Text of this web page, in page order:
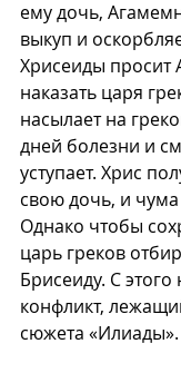
ему дочь,
выкуп и
Хрисеиды просит
наказать царя
насылает на
дней болезни и
уступает. Хрис
свою дочь, и чума
Однако чтобы
царь греков
Брисеиду. С этого
конфликт,
сюжета «Илиады».